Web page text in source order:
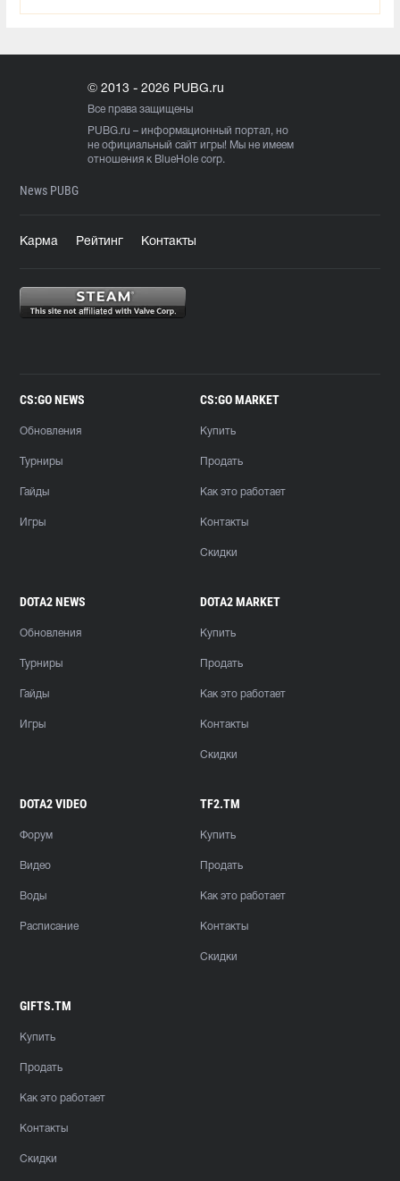
© 2013 - 2026 PUBG.ru
Все права защищены
PUBG.ru – информационный портал, но
не официальный сайт игры! Мы не имеем
отношения к BlueHole corp.
News PUBG
Карма Рейтинг Контакты
CS:GO NEWS
Обновления
Турниры
Гайды
Игры
CS:GO MARKET
Купить
Продать
Как это работает
Контакты
Скидки
DOTA2 NEWS
Обновления
Турниры
Гайды
Игры
DOTA2 MARKET
Купить
Продать
Как это работает
Контакты
Скидки
DOTA2 VIDEO
Форум
Видео
Воды
Расписание
TF2.TM
Купить
Продать
Как это работает
Контакты
Скидки
GIFTS.TM
Купить
Продать
Как это работает
Контакты
Скидки